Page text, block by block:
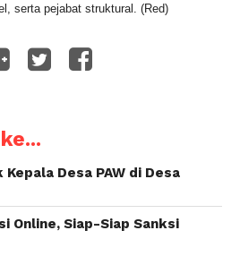
serta pejabat struktural. (Red)
Desa PAW di Desa
Online, Siap-Siap Sanksi